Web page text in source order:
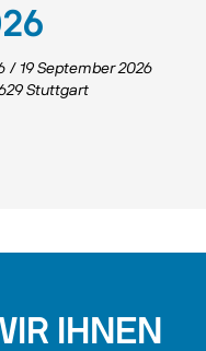
/ 19 September 2026
Stuttgart
IHNEN